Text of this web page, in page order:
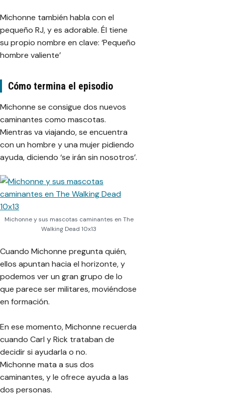
Michonne también habla con el
pequeño RJ, y es adorable. Él tiene
su propio nombre en clave: ‘Pequeño
hombre valiente’
Cómo termina el episodio
Michonne se consigue dos nuevos
caminantes como mascotas.
Mientras va viajando, se encuentra
con un hombre y una mujer pidiendo
ayuda, diciendo ‘se irán sin nosotros’.
Michonne y sus mascotas caminantes en The
Walking Dead 10x13
Cuando Michonne pregunta quién,
ellos apuntan hacia el horizonte, y
podemos ver un gran grupo de lo
que parece ser militares, moviéndose
en formación.
En ese momento, Michonne recuerda
cuando Carl y Rick trataban de
decidir si ayudarla o no.
Michonne mata a sus dos
caminantes, y le ofrece ayuda a las
dos personas.